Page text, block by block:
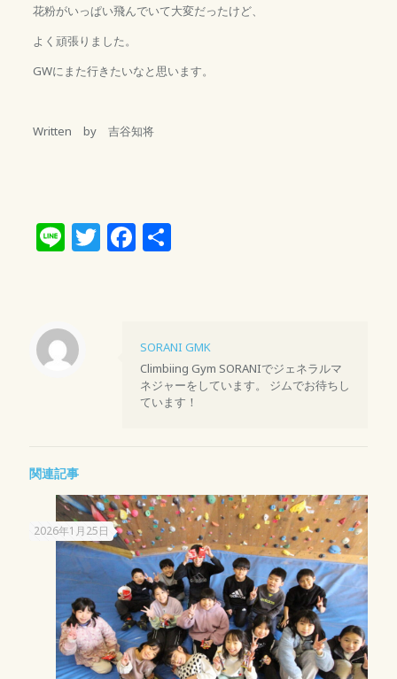
花粉がいっぱい飛んでいて大変だったけど、
よく頑張りました。
GWにまた行きたいなと思います。
Written by 吉谷知将
LineTwitter
Facebook
共
SORANI GMK
Climbiing Gym SORANIでジェネラルマ
ネジャーをしています。 ジムでお待ちし
ています！
関連記事
2026年1月25日